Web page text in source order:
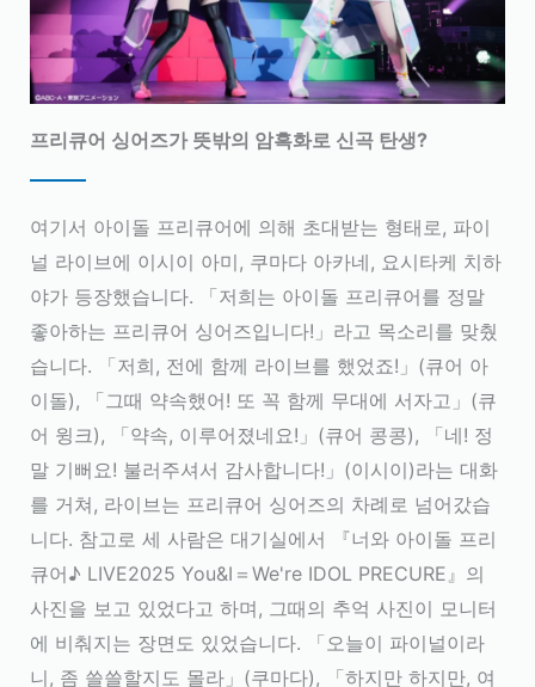
프리큐어 싱어즈가 뜻밖의 암흑화로 신곡 탄생?
여기서 아이돌 프리큐어에 의해 초대받는 형태로, 파이
널 라이브에 이시이 아미, 쿠마다 아카네, 요시타케 치하
야가 등장했습니다. 「저희는 아이돌 프리큐어를 정말
좋아하는 프리큐어 싱어즈입니다!」라고 목소리를 맞췄
습니다. 「저희, 전에 함께 라이브를 했었죠!」(큐어 아
이돌), 「그때 약속했어! 또 꼭 함께 무대에 서자고」(큐
어 윙크), 「약속, 이루어졌네요!」(큐어 콩콩), 「네! 정
말 기뻐요! 불러주셔서 감사합니다!」(이시이)라는 대화
를 거쳐, 라이브는 프리큐어 싱어즈의 차례로 넘어갔습
니다. 참고로 세 사람은 대기실에서 『너와 아이돌 프리
큐어♪ LIVE2025 You&I＝We're IDOL PRECURE』의
사진을 보고 있었다고 하며, 그때의 추억 사진이 모니터
에 비춰지는 장면도 있었습니다. 「오늘이 파이널이라
니, 좀 쓸쓸할지도 몰라」(쿠마다), 「하지만 하지만, 여